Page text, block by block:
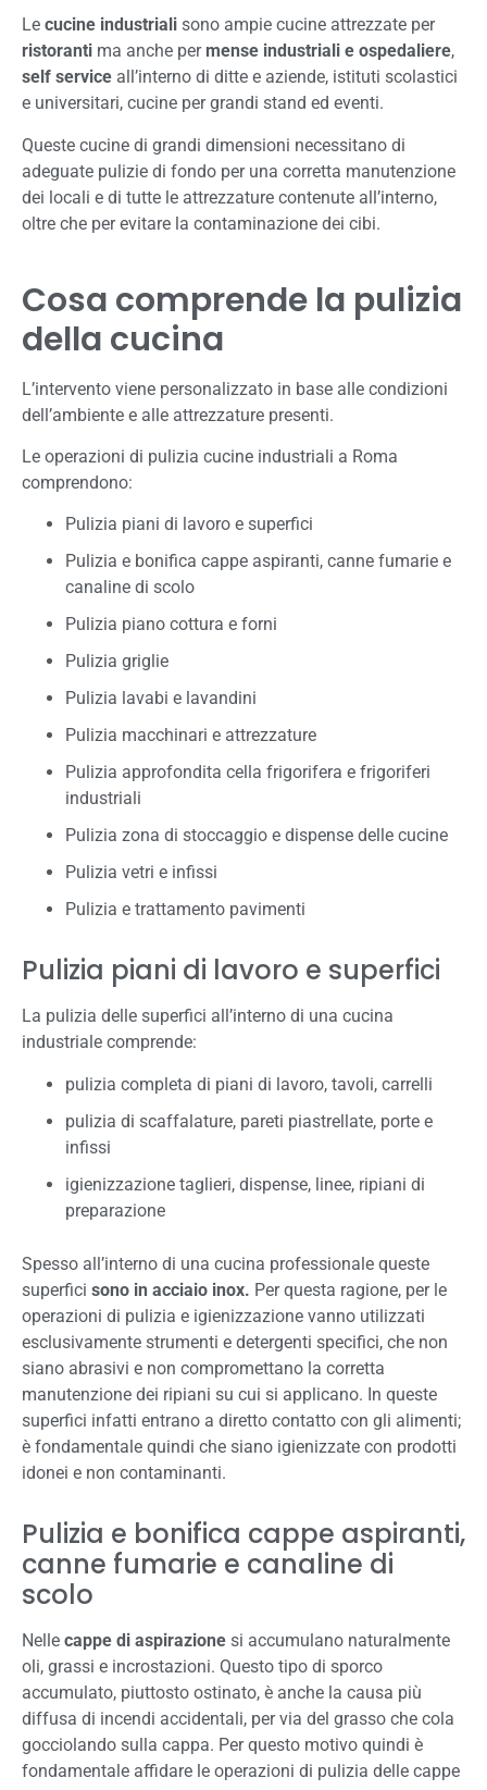
Le cucine industriali sono ampie cucine attrezzate per
ristoranti ma anche permense industriali e ospedaliere,
self service all’interno di ditte e aziende, istituti scolastici
e universitari, cucine per grandi stand ed eventi.
Queste cucine di grandi dimensioni necessitano di
adeguate pulizie di fondo per una corretta manutenzione
dei locali e di tutte le attrezzature contenute all’interno,
oltre che per evitare la contaminazione dei cibi.
Cosa comprende la pulizia
della cucina
L’intervento viene personalizzato in base alle condizioni
dell’ambiente e alle attrezzature presenti.
Le operazioni di pulizia cucine industriali a Roma
comprendono:
Pulizia piani di lavoro e superfici
Pulizia e bonifica cappe aspiranti, canne fumarie e
canaline di scolo
Pulizia piano cottura e forni
Pulizia griglie
Pulizia lavabi e lavandini
Pulizia macchinari e attrezzature
Pulizia approfondita cella frigorifera e frigoriferi
industriali
Pulizia zona di stoccaggio e dispense delle cucine
Pulizia vetri e infissi
Pulizia e trattamento pavimenti
Pulizia piani di lavoro e superfici
La pulizia delle superfici all’interno di una cucina
industriale comprende:
pulizia completa di piani di lavoro, tavoli, carrelli
pulizia di scaffalature, pareti piastrellate, porte e
infissi
igienizzazione taglieri, dispense, linee, ripiani di
preparazione
Spesso all’interno di una cucina professionale queste
superfici sono in acciaio inox. Per questa ragione, per le
operazioni di pulizia e igienizzazione vanno utilizzati
esclusivamente strumenti e detergenti specifici, che non
siano abrasivi e non compromettano la corretta
manutenzione dei ripiani su cui si applicano. In queste
superfici infatti entrano a diretto contatto con gli alimenti;
è fondamentale quindi che siano igienizzate con prodotti
idonei e non contaminanti.
Pulizia e bonifica cappe aspiranti,
canne fumarie e canaline di
scolo
Nelle cappe di aspirazione si accumulano naturalmente
oli, grassi e incrostazioni. Questo tipo di sporco
accumulato, piuttosto ostinato, è anche la causa più
diffusa di incendi accidentali, per via del grasso che cola
gocciolando sulla cappa. Per questo motivo quindi è
fondamentale affidare le operazioni di pulizia delle cappe